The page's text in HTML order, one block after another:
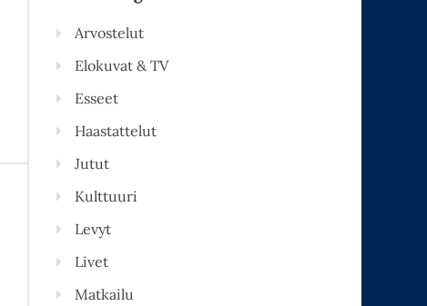
Arvostelut
Elokuvat & TV
Esseet
Haastattelut
Jutut
Kulttuuri
Levyt
Livet
Matkailu